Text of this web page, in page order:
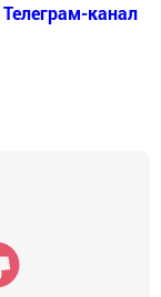
Телеграм-канал